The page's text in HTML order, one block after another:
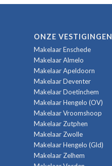
ONZE VESTIGINGEN
Makelaar Enschede
Makelaar Almelo
Makelaar Apeldoorn
Makelaar Deventer
Makelaar Doetinchem
Makelaar Hengelo (OV)
Makelaar Vroomshoop
Makelaar Zutphen
Makelaar Zwolle
Makelaar Hengelo (Gld)
Makelaar Zelhem